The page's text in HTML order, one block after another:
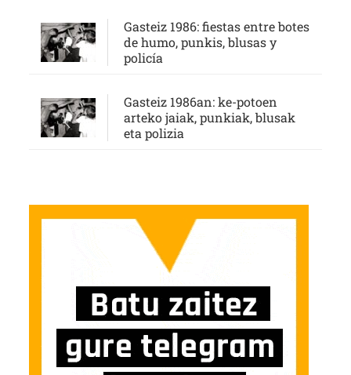
Gasteiz 1986: fiestas entre botes
de humo, punkis, blusas y
policía
Gasteiz 1986an: ke-potoen
arteko jaiak, punkiak, blusak
eta polizia